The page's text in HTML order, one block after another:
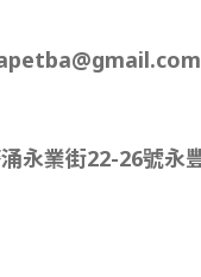
永業街22-26號永